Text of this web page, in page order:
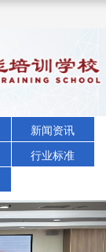
新闻资讯
行业标准